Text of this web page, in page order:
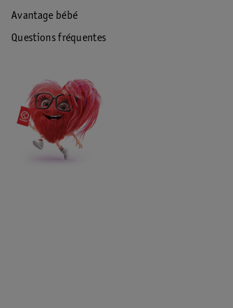
Avantage bébé
Questions fréquentes